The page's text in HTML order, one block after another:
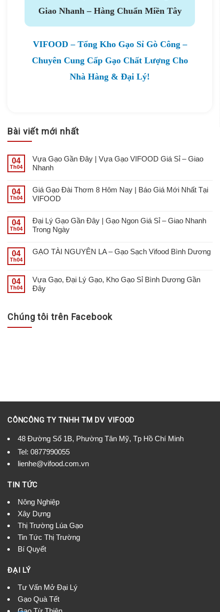
Giao Nhanh – Hàng Chuẩn Miền Tây
VIFOOD – Tổng Kho Gạo Sỉ Gò Công –
Chuyên Cung Cấp Gạo Chất Lượng Cho
Nhà Hàng & Đại Lý!
Bài viết mới nhất
04
Th04
Vựa Gạo Gần Đây | Vựa Gạo VIFOOD Giá Sỉ – Giao
Nhanh
04
Th04
Giá Gạo Đài Thơm 8 Hôm Nay | Báo Giá Mới Nhất Tại
VIFOOD
04
Th04
Đại Lý Gạo Gần Đây | Gạo Ngon Giá Sỉ – Giao Nhanh
Trong Ngày
04
Th04
GẠO TÀI NGUYÊN LA – Gạo Sạch Vifood Bình Dương
04
Th04
Vựa Gạo, Đại Lý Gạo, Kho Gạo Sỉ Bình Dương Gần
Đây
Chúng tôi trên Facebook
CÔNCÔNG TY TNHH TM DV VIFOOD
48 Đường Số 1B, Phường Tân Mỹ, Tp Hồ Chí Minh
Tel: 0877990055
lienhe@vifood.com.vn
TIN TỨC
Nông Nghiệp
Xây Dựng
Thị Trường Lúa Gạo
Tin Tức Thị Trường
Bí Quyết
ĐẠI LÝ
Tư Vấn Mở Đại Lý
Gạo Quà Tết